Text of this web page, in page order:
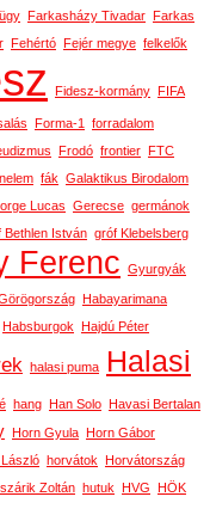
Farkasházy Tivadar
Farkas
Fehértó Fejér megye felkelők
Fidesz-kormány FIFA
Forma-1
forradalom
Frodó frontier FTC
fák Galaktikus Birodalom
Lucas Gerecse germánok
Bethlen István gróf Klebelsberg
Ferenc Gyurgyák
Habayarimana
Habsburgok Hajdú Péter
halasi puma
Halasi
hang Han Solo
Havasi Bertalan
Horn Gyula Horn Gábor
horvátok
Horvátország
Zoltán hutuk HVG
HÖK